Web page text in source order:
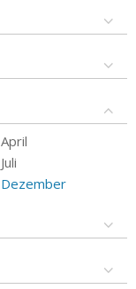
April
Juli
Dezember